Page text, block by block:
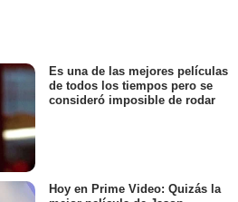
Es una de las mejores películas
de todos los tiempos pero se
consideró imposible de rodar
Hoy en Prime Video: Quizás la